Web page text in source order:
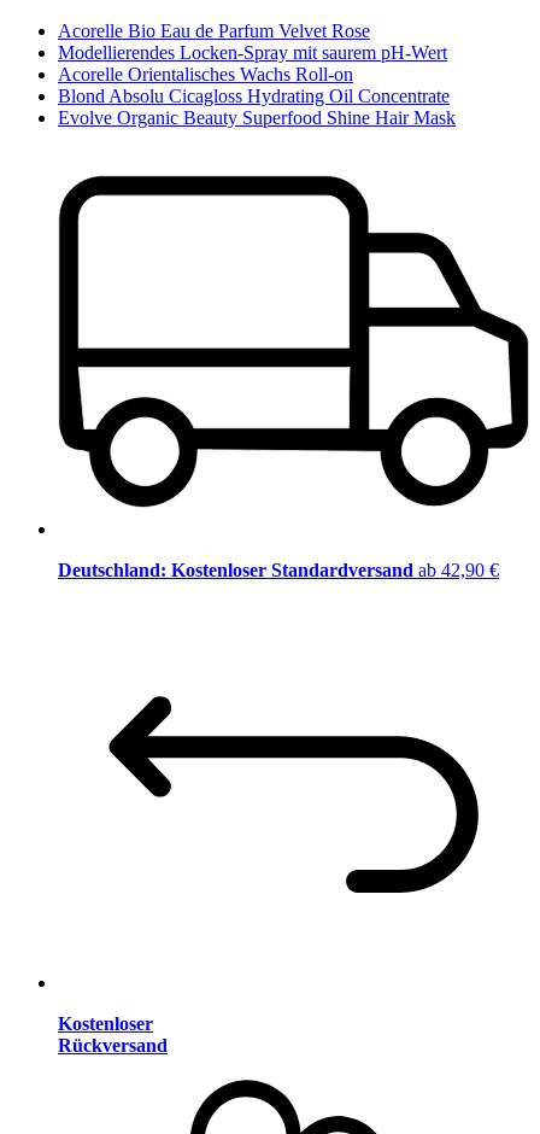
Acorelle Bio Eau de Parfum Velvet Rose
Modellierendes Locken-Spray mit saurem pH-Wert
Acorelle Orientalisches Wachs Roll-on
Blond Absolu Cicagloss Hydrating Oil Concentrate
Evolve Organic Beauty Superfood Shine Hair Mask
Deutschland: Kostenloser Standardversand ab 42,90 €
Kostenloser
Rückversand